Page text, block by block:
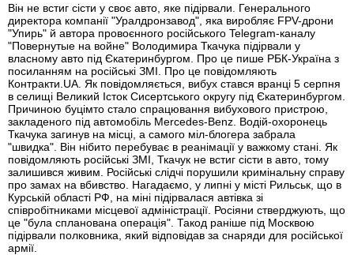
Він не встиг сісти у своє авто, яке підірвали. Генерального
директора компанії "Уралдронзавод", яка виробляє FPV-дрони
"Упирь" й автора провоєнного російського Telegram-каналу
"Повернутые на войне" Володимира Ткачука підірвали у
власному авто під Єкатеринбургом. Про це пише РБК-Україна з
посиланням на російські ЗМІ. Про це повідомляють
Контракти.UA. Як повідомляється, вибух стався вранці 5 серпня
в селищі Великий Істок Сисертського округу під Єкатеринбургом.
Причиною буцімто стало спрацювання вибухового пристрою,
закладеного під автомобіль Mercedes-Benz. Водій-охоронець
Ткачука загинув на місці, а самого міл-блогера забрала
"швидка". Він нібито перебуває в реанімації у важкому стані. Як
повідомляють російські ЗМІ, Ткачук не встиг сісти в авто, тому
залишився живим. Російські слідчі порушили кримінальну справу
про замах на вбивство. Нагадаємо, у липні у місті Рильськ, що в
Курській області РФ, на міні підірвалася автівка зі
співробітниками місцевої адміністрації. Росіяни стверджують, що
це "була спланована операція". Такод раніше під Москвою
підірвали полковника, який відповідав за снаряди для російської
армії.